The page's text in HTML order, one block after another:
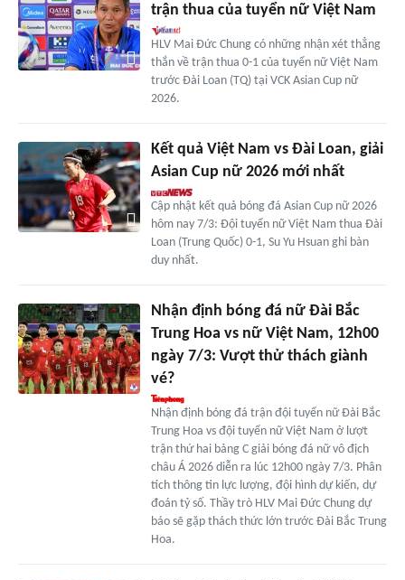
trận thua của tuyển nữ Việt Nam
HLV Mai Đức Chung có những nhận xét thẳng
thắn về trận thua 0-1 của tuyển nữ Việt Nam
trước Đài Loan (TQ) tại VCK Asian Cup nữ
2026.
Kết quả Việt Nam vs Đài Loan, giải
Asian Cup nữ 2026 mới nhất
Cập nhật kết quả bóng đá Asian Cup nữ 2026
hôm nay 7/3: Đội tuyển nữ Việt Nam thua Đài
Loan (Trung Quốc) 0-1, Su Yu Hsuan ghi bàn
duy nhất.
Nhận định bóng đá nữ Đài Bắc
Trung Hoa vs nữ Việt Nam, 12h00
ngày 7/3: Vượt thử thách giành
vé?
Nhận định bóng đá trận đội tuyển nữ Đài Bắc
Trung Hoa vs đội tuyển nữ Việt Nam ở lượt
trận thứ hai bảng C giải bóng đá nữ vô địch
châu Á 2026 diễn ra lúc 12h00 ngày 7/3. Phân
tích thông tin lực lượng, đội hình dự kiến, dự
đoán tỷ số. Thầy trò HLV Mai Đức Chung dự
báo sẽ gặp thách thức lớn trước Đài Bắc Trung
Hoa.